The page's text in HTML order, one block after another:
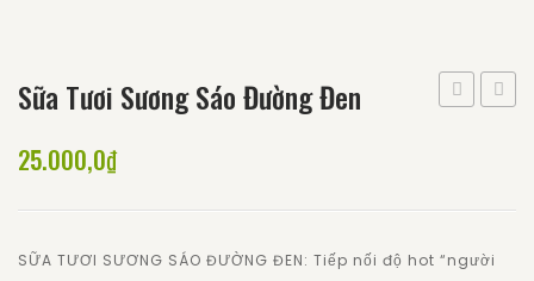
Sữa Tươi Sương Sáo Đường Đen
25.000,0₫
SỮA TƯƠI SƯƠNG SÁO ĐƯỜNG ĐEN: Tiếp nối độ hot “người